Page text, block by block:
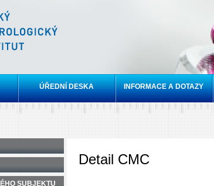
ÚŘEDNÍ DESKA INFORMACE A DOTAZY
Detail CMC
SUBJEKTU